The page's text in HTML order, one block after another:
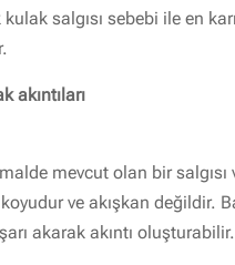
salgısı sebebi ile en
akıntıları
mevcut olan bir salgısı
ve akışkan değildir.
akarak akıntı oluşturabilir.